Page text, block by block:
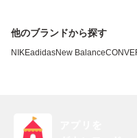
他のブランドから探す
NIKEadidasNew Balance